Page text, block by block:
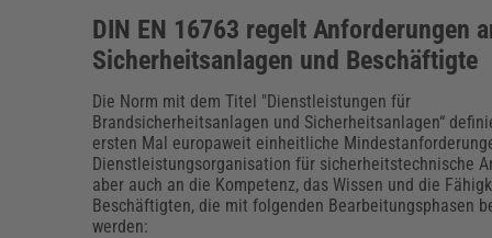
Fachpublikationen & Arbeitshilfen
Bauhof
Grünflächen
Verkehrsrecht
Weiterbildungen (AKADEMIE HERKERT)
Künstliche Intelligenz
Personalwesen
Weiterbildungen (AKADEMIE HERKERT)
Reisekosten & Finanzen
Zollabwicklung & Exportabwicklung
Zoll & Export
DIN EN 16763 regelt Anforderungen
Sicherheitsanlagen und Beschäftigte
Die Norm mit dem Titel "Dienstleistungen für
Brandsicherheitsanlagen und Sicherheitsanlagen“
ersten Mal europaweit einheitliche
Dienstleistungsorganisation für sicherheitstechnische
aber auch an die Kompetenz, das Wissen und die
Beschäftigten, die mit folgenden Bearbeitungsphasen
werden: